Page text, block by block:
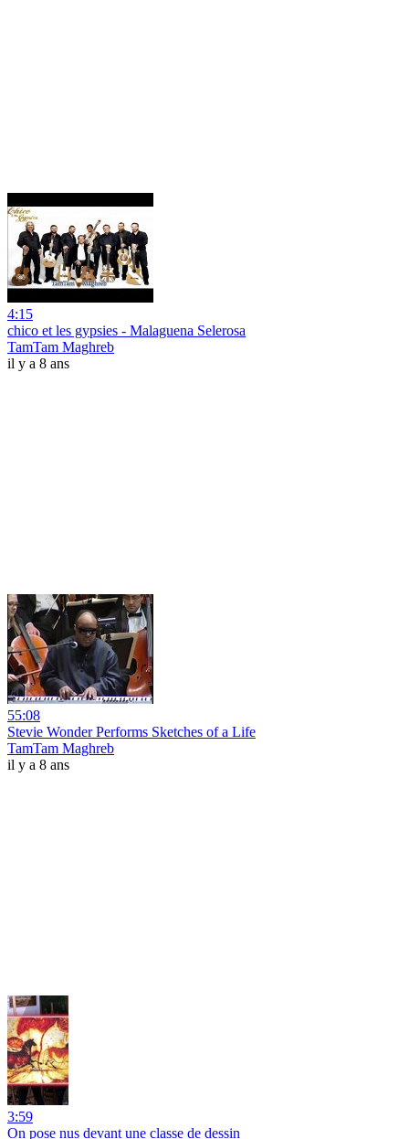
4:15
chico et les gypsies - Malaguena Selerosa
TamTam Maghreb
il y a 8 ans
55:08
Stevie Wonder Performs Sketches of a Life
TamTam Maghreb
il y a 8 ans
3:59
On pose nus devant une classe de dessin